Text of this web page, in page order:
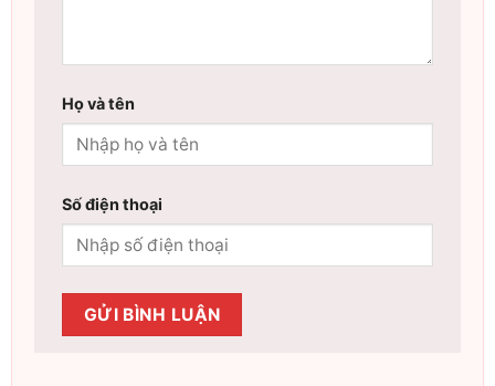
Họ và tên
Số điện thoại